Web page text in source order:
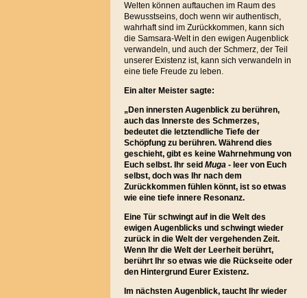
Welten können auftauchen im Raum des
Bewusstseins, doch wenn wir authentisch,
wahrhaft sind im Zurückkommen, kann sich
die Samsara-Welt in den ewigen Augenblick
verwandeln, und auch der Schmerz, der Teil
unserer Existenz ist, kann sich verwandeln in
eine tiefe Freude zu leben.
Ein alter Meister sagte:
„Den innersten Augenblick zu berühren,
auch das Innerste des Schmerzes,
bedeutet die letztendliche Tiefe der
Schöpfung zu berühren. Während dies
geschieht, gibt es keine Wahrnehmung von
Euch selbst. Ihr seid Muga- leer von Euch
selbst, doch was Ihr nach dem
Zurückkommen fühlen könnt, ist so etwas
wie eine tiefe innere Resonanz.
Eine Tür schwingt auf in die Welt des
ewigen Augenblicks und schwingt wieder
zurück in die Welt der vergehenden Zeit.
Wenn Ihr die Welt der Leerheit berührt,
berührt Ihr so etwas wie die Rückseite oder
den Hintergrund Eurer Existenz.
Im nächsten Augenblick, taucht Ihr wieder